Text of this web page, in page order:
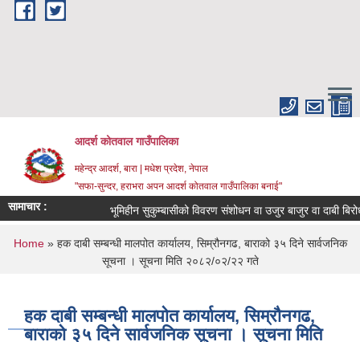
Skip to main content
आदर्श कोतवाल गाउँपालिका
महेन्द्र आदर्श, बारा | मधेश प्रदेश, नेपाल
"सफा-सुन्दर, हराभरा अपन आदर्श कोतवाल गाउँपालिका बनाई"
सामाचार : भूमिहीन सुकुम्बासीको विवरण संशोधन वा उजुर बाजुर वा दाबी
You are here
Home» हक दाबी सम्बन्धी मालपोत कार्यालय, सिम्रौनगढ, बाराको ३५ दिने सार्वजनिक
सूचना । सूचना मिति २०८२/०२/२२ गते
हक दाबी सम्बन्धी मालपोत कार्यालय, सिम्रौनगढ,
बाराको ३५ दिने सार्वजनिक सूचना । सूचना मिति